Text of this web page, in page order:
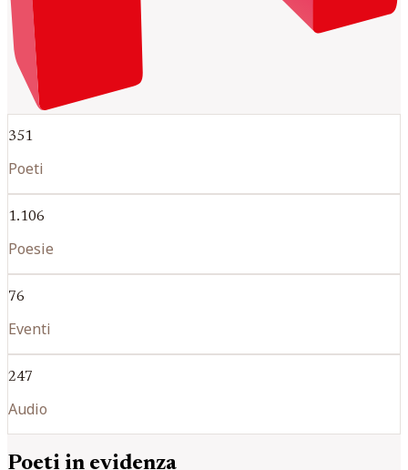
351
Poeti
1.106
Poesie
76
Eventi
247
Audio
Poeti in evidenza